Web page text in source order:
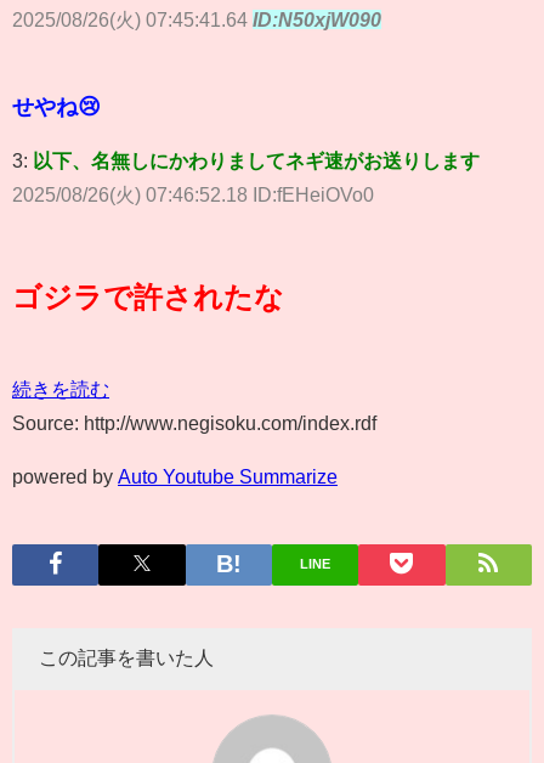
2025/08/26(火) 07:45:41.64 ID:N50xjW090
せやね😢
3: 以下、名無しにかわりましてネギ速がお送りします
2025/08/26(火) 07:46:52.18 ID:fEHeiOVo0
ゴジラで許されたな
続きを読む
Source: http://www.negisoku.com/index.rdf
powered by Auto Youtube Summarize
LINE
この記事を書いた人